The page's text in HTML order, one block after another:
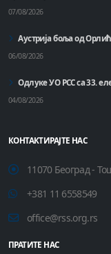
07/08/2026
Аустрија боља од
06/08/2026
Одлуке УО РСС са 33.
04/08/2026
КОНТАКТИРАЈТЕ НАС
11070 Београд -
+381 11 6558549
office@rss.org.rs
ПРАТИТЕ НАС